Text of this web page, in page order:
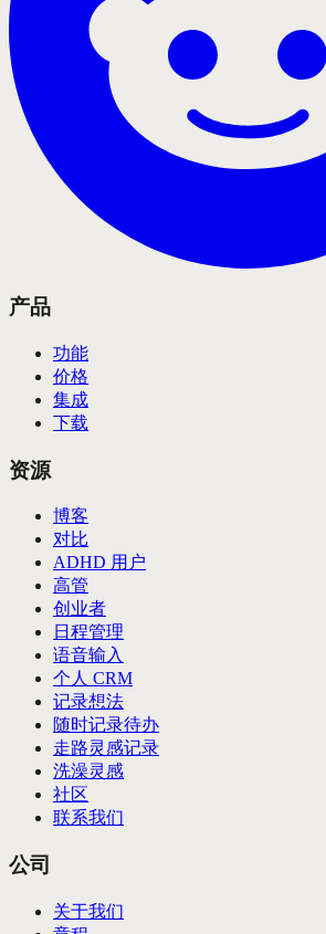
产品
功能
价格
集成
下载
资源
博客
对比
ADHD 用户
高管
创业者
日程管理
语音输入
个人 CRM
记录想法
随时记录待办
走路灵感记录
洗澡灵感
社区
联系我们
公司
关于我们